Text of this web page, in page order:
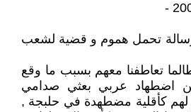
تحمل هموم و قضية لشعب
تعاطفنا معهم بسبب ما وقع
من اضطهاد عربي بعثي صدامي
كأقلية مضطهدة في حلبجة ,